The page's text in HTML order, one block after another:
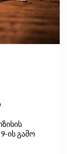
ის გამო